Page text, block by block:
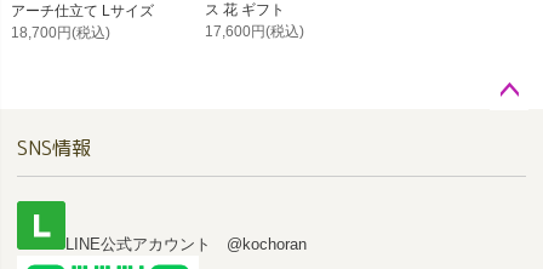
アーチ仕立て Lサイズ
18,700円(税込)
ス 花 ギフト
17,600円(税込)
ップ
SNS情報
LINE公式アカウント @kochoran